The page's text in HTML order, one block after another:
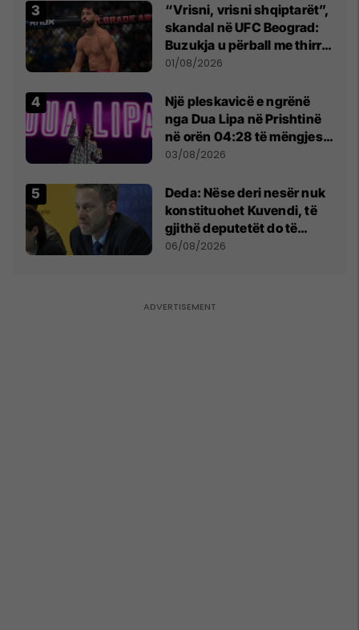
“Vrisni, vrisni shqiptarët”,
skandal në UFC Beograd:
Buzukja u përball me thirrje
anti-shqiptare nga
01/08/2026
Një pleskavicë e ngrënë
nga Dua Lipa në Prishtinë
në orën 04:28 të mëngjesit
- dhe bota digjitale serbe
03/08/2026
Deda: Nëse deri nesër nuk
konstituohet Kuvendi, të
gjithë deputetët do të
bëjnë shkelje të rëndë
06/08/2026